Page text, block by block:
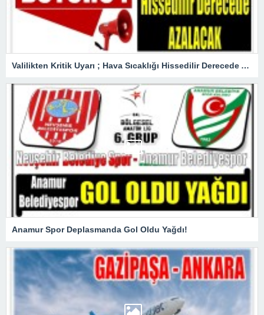
Valilikten Kritik Uyarı ; Hava Sıcaklığı Hissedilir Derecede Azalacak!
Anamur Spor Deplasmanda Gol Oldu Yağdı!